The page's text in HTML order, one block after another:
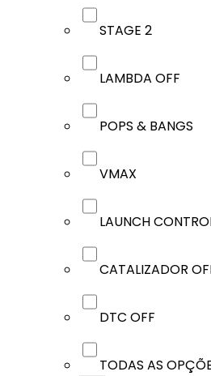
STAGE 2
LAMBDA OFF
POPS & BANGS
VMAX
LAUNCH
CATALIZADOR
DTC OFF
TODAS AS